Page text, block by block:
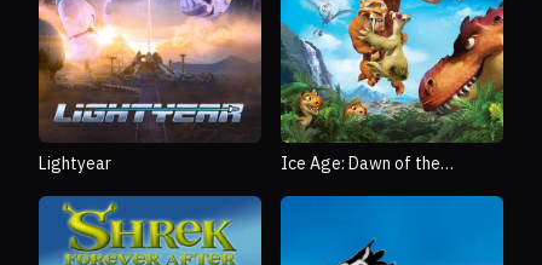
Lightyear
Ice Age: Dawn of the